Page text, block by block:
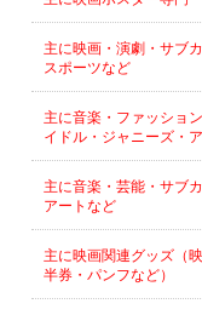
主に映画・演劇・サブ
スポーツなど
主に音楽・ファッショ
イドル・ジャニーズ・
主に音楽・芸能・サブ
アートなど
主に映画関連グッズ（
半券・パンフなど）